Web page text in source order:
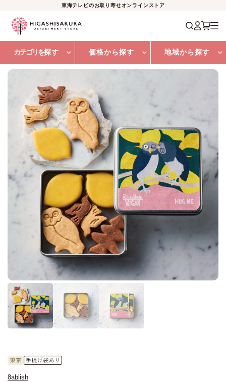
東海テレビのお取り寄せオンラインストア
カテゴリを探す 価格から探す 地域から探す
8ablish